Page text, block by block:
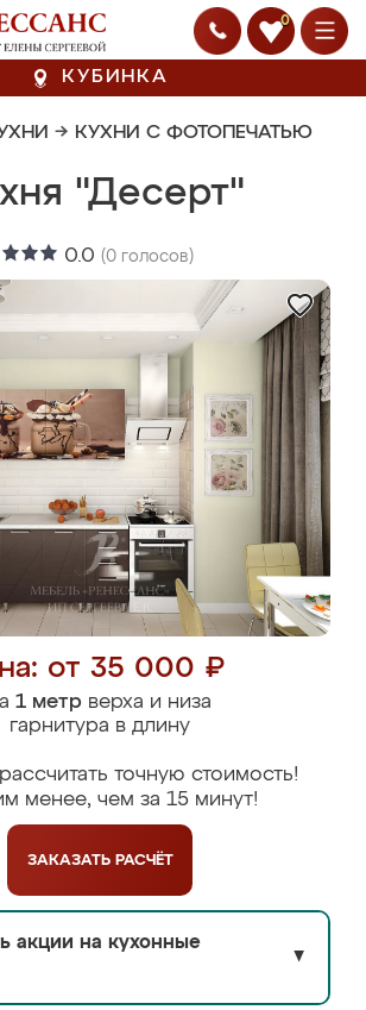
0
КУБИНКА
→ КУХНИ С ФОТОПЕЧАТЬЮ
"Десерт"
0.0 (0 голосов)
от 35 000 ₽
1 метрверха и низа
гарнитура в длину
точную стоимость!
менее, чем за 15 минут!
ЗАКАЗАТЬ РАСЧЁТ
акции на кухонные
▼